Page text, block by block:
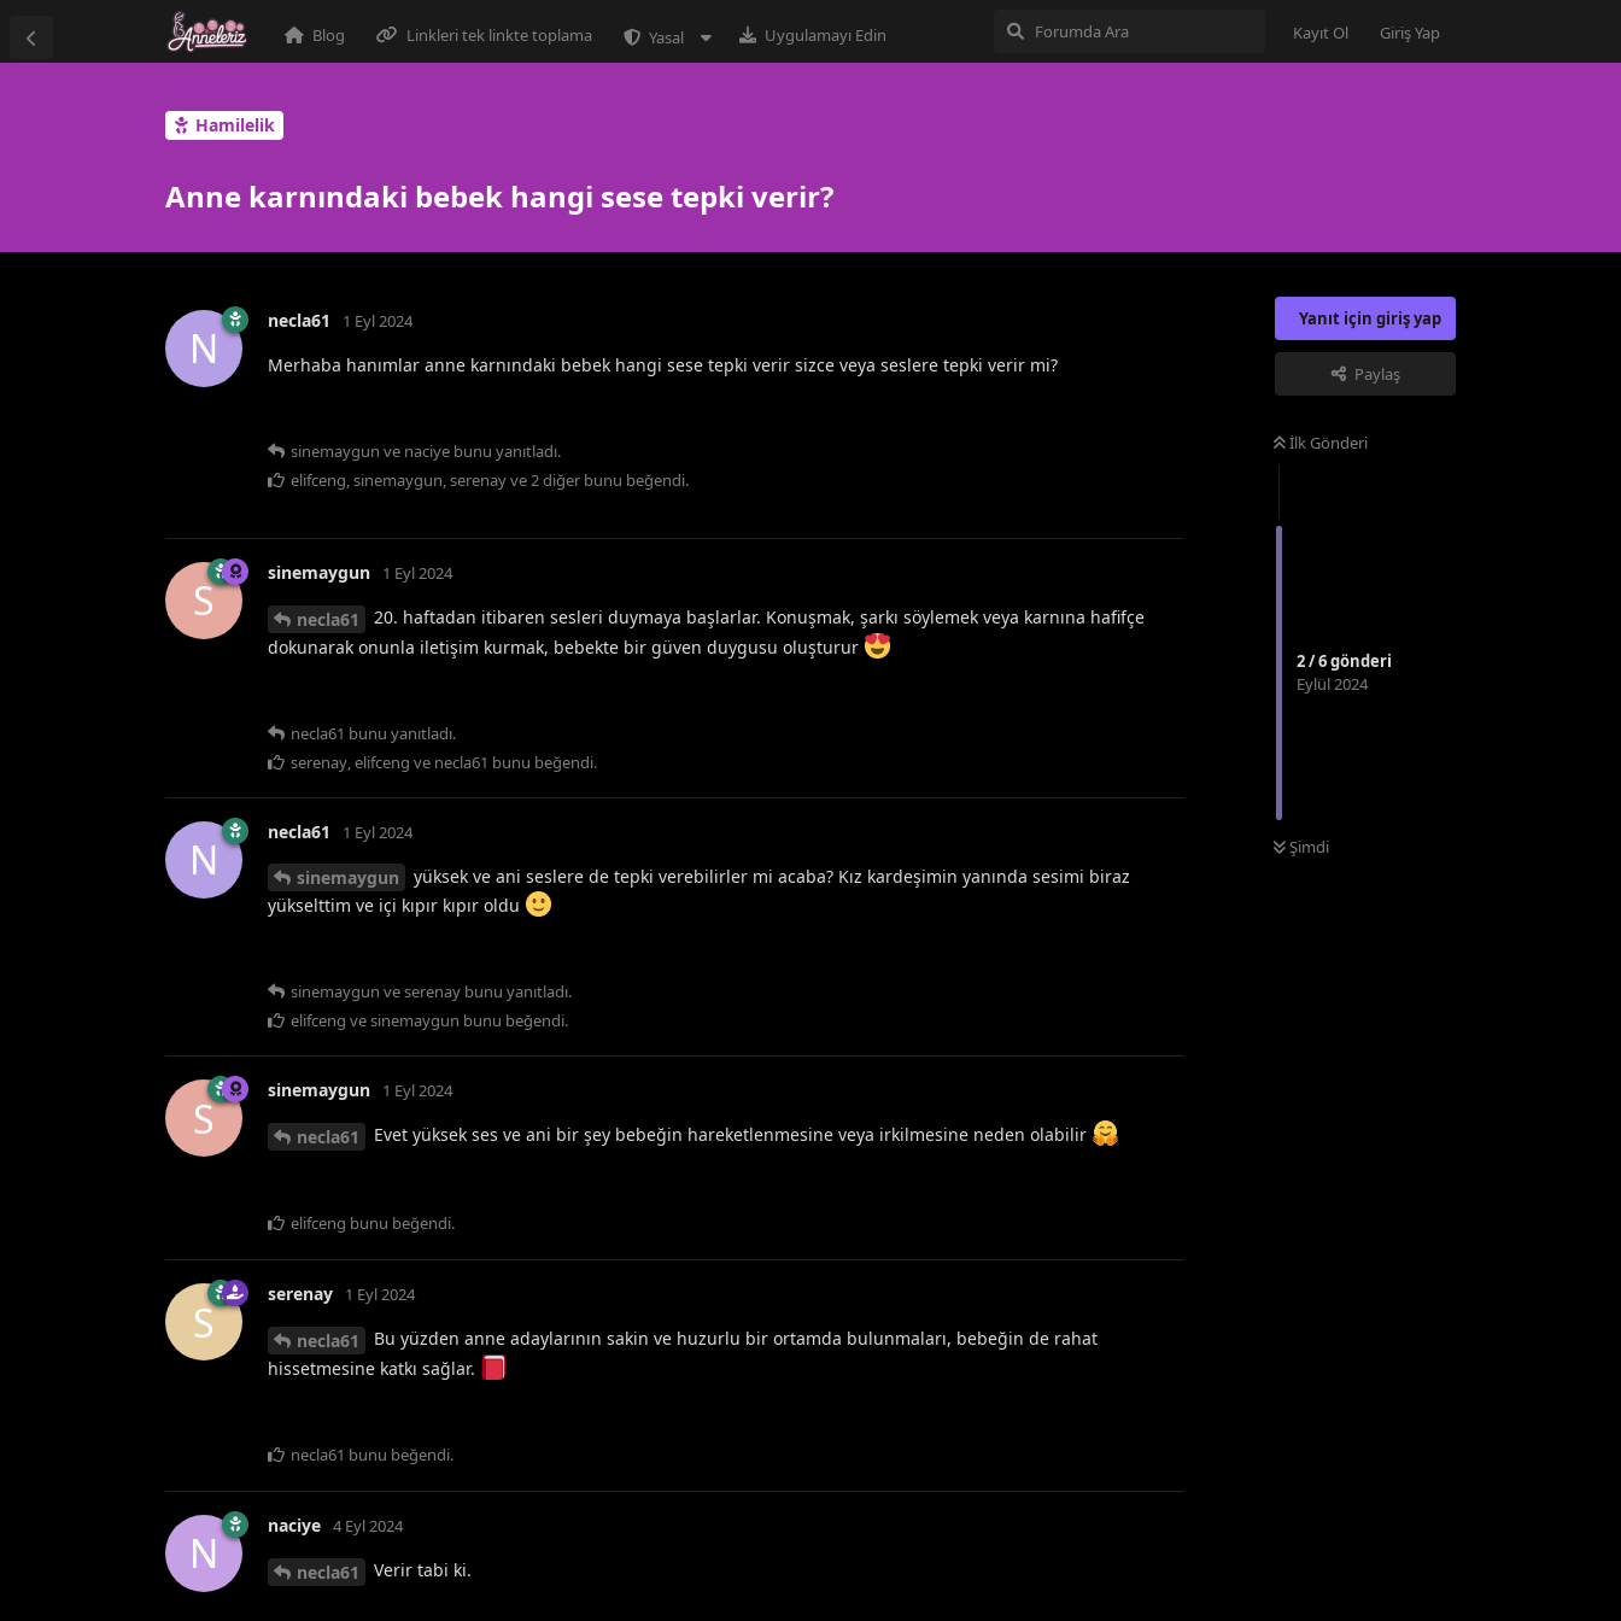
Blog Linkleri tek linkte toplama Yasal Uygulamayı Edin Kayıt Ol Giriş Yap
Hamilelik
Anne karnındaki bebek hangi sese tepki verir?
Yanıt için giriş yap
Paylaş
İlk Gönderi
2/6gönderi
Eylül 2024
Şimdi
N
necla61 1 Eyl 2024
Merhaba hanımlar anne karnındaki bebek hangi sese tepki verir sizce veya seslere tepki verir mi?
sinemaygun ve naciye bunu yanıtladı.
elifceng,sinemaygun,serenayve2diğer bunu beğendi.
S
sinemaygun 1 Eyl 2024
necla61
20. haftadan itibaren sesleri duymaya başlarlar. Konuşmak, şarkı söylemek veya karnına hafifçe
dokunarak onunla iletişim kurmak, bebekte bir güven duygusu oluşturur
necla61 bunu yanıtladı.
serenay elifceng ve necla61 bunu beğendi.
N
necla61 1 Eyl 2024
sinemaygun
yüksek ve ani seslere de tepki verebilirler mi acaba? Kız kardeşimin yanında sesimi biraz
yükselttim ve içi kıpır kıpır oldu
sinemaygun veserenay bunu yanıtladı.
elifceng vesinemaygun bunu beğendi.
S
sinemaygun 1 Eyl 2024
necla61 Evet yüksek ses ve ani bir şey bebeğin hareketlenmesine veya irkilmesine neden olabilir
elifceng bunu beğendi.
S
serenay 1 Eyl 2024
necla61
Bu yüzden anne adaylarının sakin ve huzurlu bir ortamda bulunmaları, bebeğin de rahat
hissetmesine katkı sağlar.
necla61 bunu beğendi.
N
naciye 4 Eyl 2024
necla61 Verir tabi ki.